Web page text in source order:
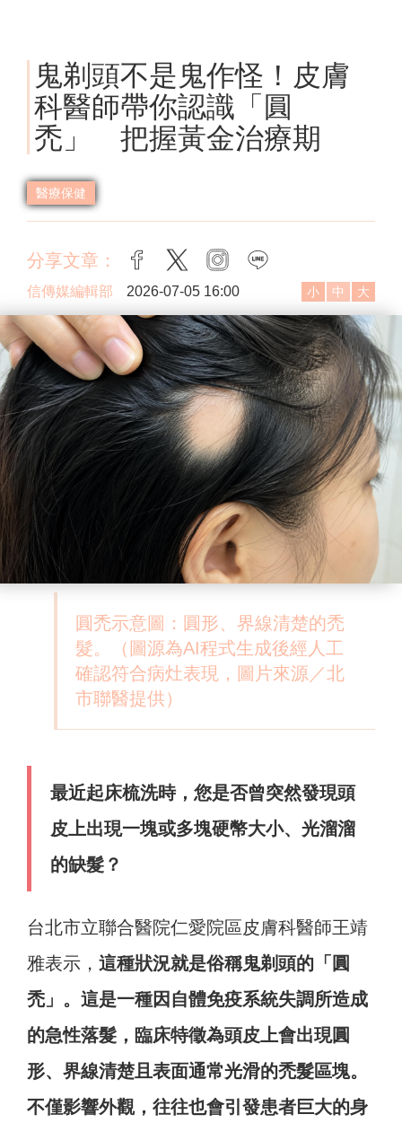
鬼剃頭不是鬼作怪！皮膚
科醫師帶你認識「圓
禿」 把握黃金治療期
醫療保健
分享文章： facebook
twitter instagram
信傳媒編輯部 2026-07-05 16:00 小 中 大
圓禿示意圖：圓形、界線清楚的禿
髮。（圖源為AI程式生成後經人工
確認符合病灶表現，圖片來源／北
市聯醫提供）
最近起床梳洗時，您是否曾突然發現頭
皮上出現一塊或多塊硬幣大小、光溜溜
的缺髮？
台北市立聯合醫院仁愛院區皮膚科醫師王靖
雅表示， 這種狀況就是俗稱鬼剃頭的「圓
禿」。這是一種因自體免疫系統失調所造成
的急性落髮，臨床特徵為頭皮上會出現圓
形、界線清楚且表面通常光滑的禿髮區塊。
不僅影響外觀，往往也會引發患者巨大的身